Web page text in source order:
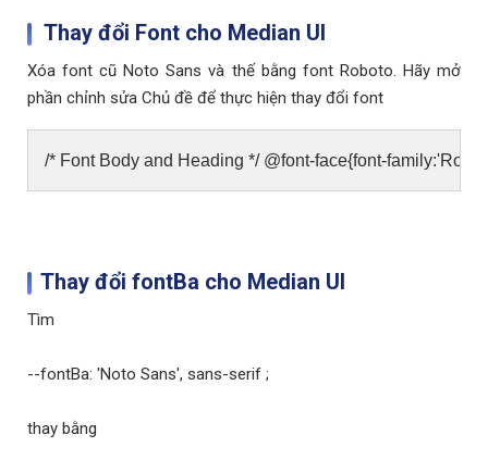
Thay đổi Font cho Median UI
Xóa font cũ Noto Sans và thế bằng font Roboto. Hãy mở
phần chỉnh sửa Chủ đề để thực hiện thay đổi font
/* Font Body and Heading */ @font-face{font-
Thay đổi fontBa cho Median UI
Tìm
--fontBa: 'Noto Sans', sans-serif ;
thay bằng